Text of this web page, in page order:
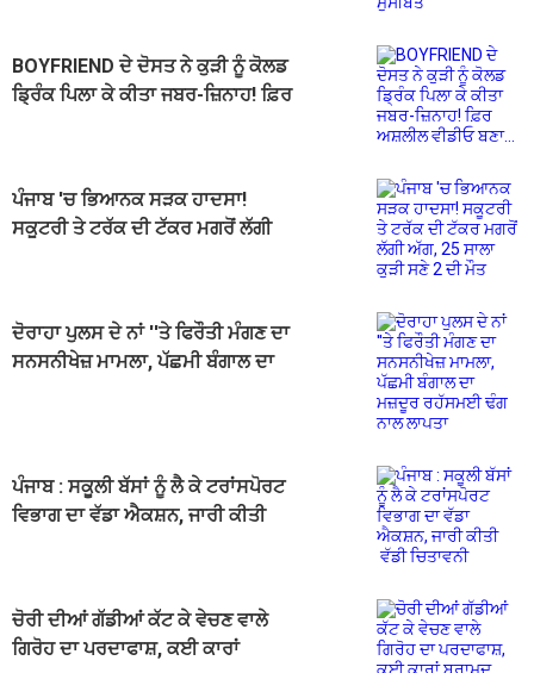
BOYFRIEND ਦੇ ਦੋਸਤ ਨੇ ਕੁੜੀ ਨੂੰ ਕੋਲਡ
ਡ੍ਰਿੰਕ ਪਿਲਾ ਕੇ ਕੀਤਾ ਜਬਰ-ਜ਼ਿਨਾਹ! ਫ਼ਿਰ
ਪੰਜਾਬ 'ਚ ਭਿਆਨਕ ਸੜਕ ਹਾਦਸਾ!
ਸਕੂਟਰੀ ਤੇ ਟਰੱਕ ਦੀ ਟੱਕਰ ਮਗਰੋਂ ਲੱਗੀ
ਦੋਰਾਹਾ ਪੁਲਸ ਦੇ ਨਾਂ ''ਤੇ ਫਿਰੌਤੀ ਮੰਗਣ ਦਾ
ਸਨਸਨੀਖੇਜ਼ ਮਾਮਲਾ, ਪੱਛਮੀ ਬੰਗਾਲ ਦਾ
ਪੰਜਾਬ : ਸਕੂਲੀ ਬੱਸਾਂ ਨੂੰ ਲੈ ਕੇ ਟਰਾਂਸਪੋਰਟ
ਵਿਭਾਗ ਦਾ ਵੱਡਾ ਐਕਸ਼ਨ, ਜਾਰੀ ਕੀਤੀ
ਚੋਰੀ ਦੀਆਂ ਗੱਡੀਆਂ ਕੱਟ ਕੇ ਵੇਚਣ ਵਾਲੇ
ਗਿਰੋਹ ਦਾ ਪਰਦਾਫਾਸ਼, ਕਈ ਕਾਰਾਂ